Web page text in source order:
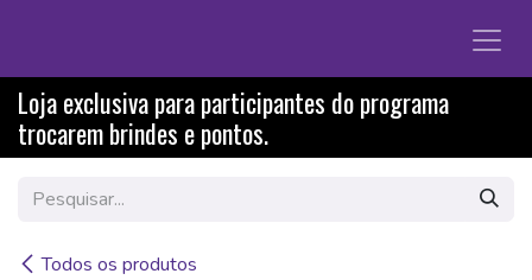
Loja exclusiva para participantes do programa
trocarem brindes e pontos.
Todos os produtos